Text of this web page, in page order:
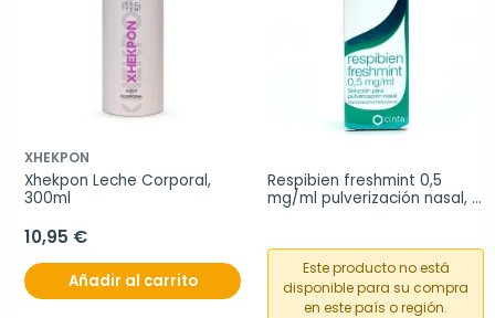
XHEKPON
Xhekpon Leche Corporal,
300ml
10,95 €
Añadir al carrito
Respibien freshmint 0,5
mg/ml pulverización nasal,
Este producto no está
disponible para su compra
en este país o región.